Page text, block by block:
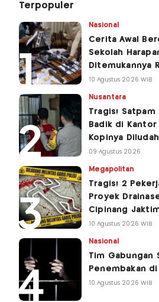
Terpopuler
Nasional
Cerita Awal
Sekolah
Ditemukannya
10 Agustus 2026 WIB
Nusantara
Tragis! Satpam
Badik di Kantor
Kopinya
09 Agustus 2026
Megapolitan
Tragis! 2
Proyek
Cipinang
10 Agustus 2026 WIB
Nasional
Tim Gabungan
Penembakan
10 Agustus 2026 WIB